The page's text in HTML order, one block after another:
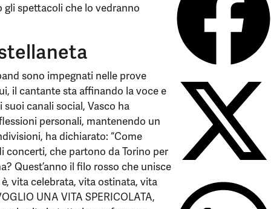
gli spettacoli che lo vedranno
sono impegnati nelle prove
il cantante sta affinando la voce e
canali social, Vasco ha
personali, mantenendo un
ha dichiarato: “Come
che partono da Torino per
Quest’anno il filo rosso che unisce
vita celebrata, vita ostinata, vita
UNA VITA SPERICOLATA,